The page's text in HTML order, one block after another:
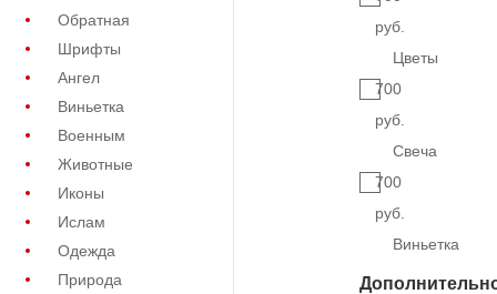
Обратная
Шрифты
Ангел
Виньетка
Военным
Животные
Иконы
Ислам
Одежда
Природа
руб.
Цветы
700
руб.
Свеча
700
руб.
Виньетка